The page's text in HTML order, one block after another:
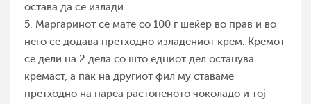
остава да се излади.
5. Маргаринот се мате со 100 г шеќер во прав и во
него се додава претходно изладениот крем. Кремот
се дели на 2 дела со што едниот дел останува
кремаст, а пак на другиот фил му ставаме
претходно на пареа растопеното чоколадо и тој